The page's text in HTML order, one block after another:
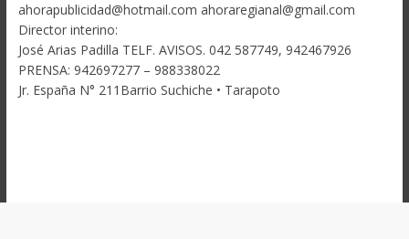
ahorapublicidad@hotmail.com ahoraregianal@gmail.com
Director interino:
José Arias Padilla TELF. AVISOS. 042 587749, 942467926
PRENSA: 942697277 – 988338022
Jr. España N° 211Barrio Suchiche • Tarapoto